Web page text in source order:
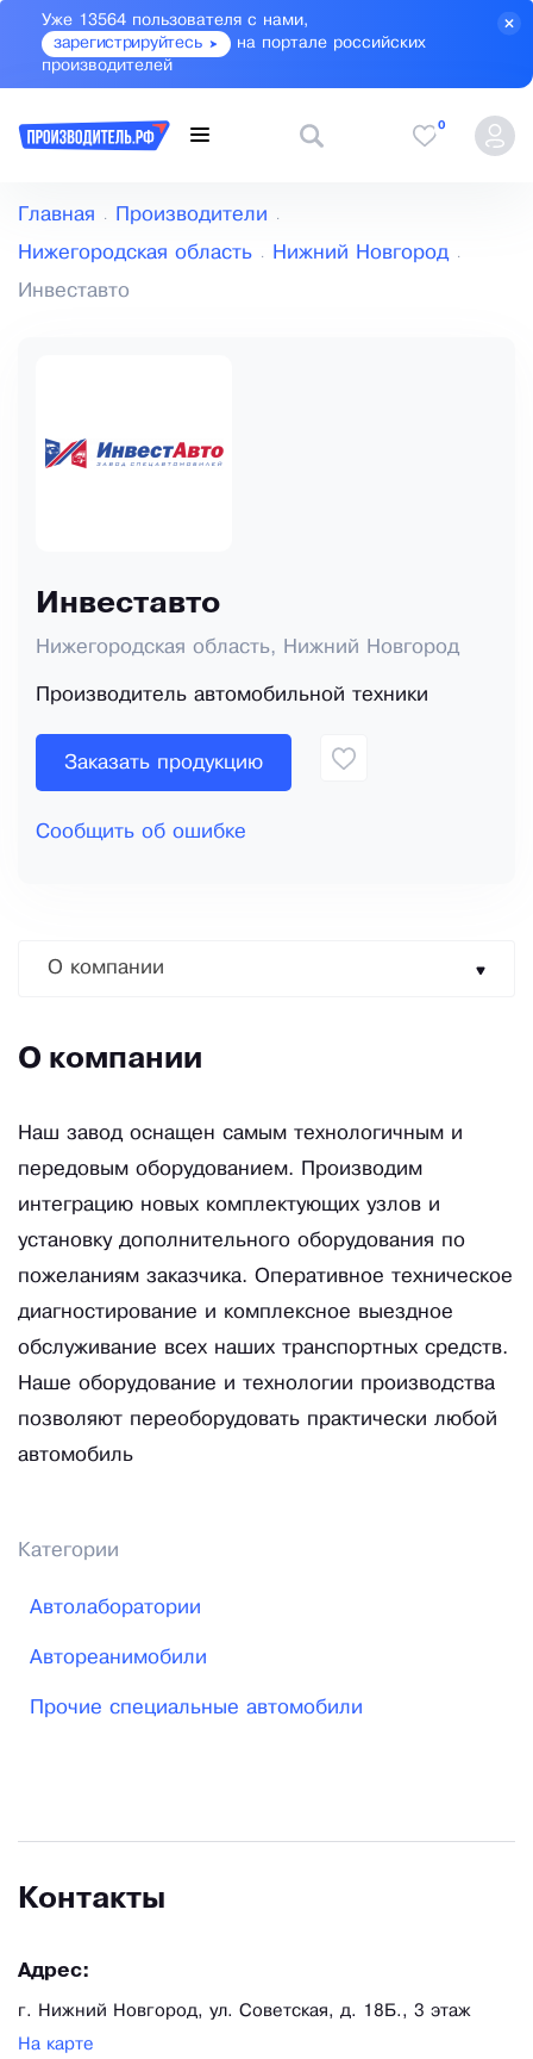
Уже 13564 пользователя с нами,
зарегистрируйтесь
на портале российских
производителей
0
Главная Производители
Нижегородская область Нижний Новгород
Инвеставто
Инвеставто
Нижегородская область, Нижний Новгород
Производитель автомобильной техники
Заказать продукцию
Сообщить об ошибке
О компании
О компании
Наш завод оснащен самым технологичным и
передовым оборудованием. Производим
интеграцию новых комплектующих узлов и
установку дополнительного оборудования по
пожеланиям заказчика. Оперативное техническое
диагностирование и комплексное выездное
обслуживание всех наших транспортных средств.
Наше оборудование и технологии производства
позволяют переоборудовать практически любой
автомобиль
Категории
Автолаборатории
Автореанимобили
Прочие специальные автомобили
Контакты
Адрес:
г. Нижний Новгород, ул. Советская, д. 18Б., 3 этаж
На карте